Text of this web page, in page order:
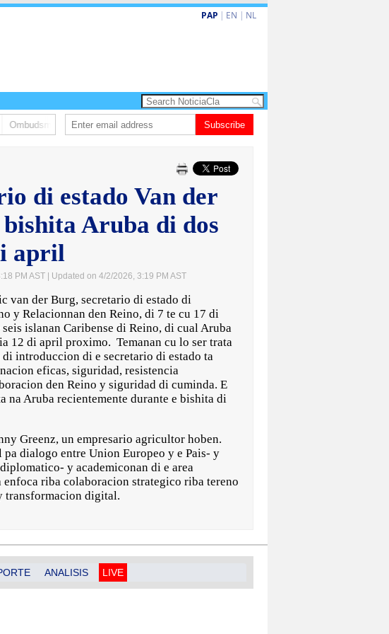
PAP | EN | NL
Ombudsman ta bishita barionan pa atende kehonan di ciudadano
Subscribe
di estado Van der
Aruba di dos
april
PM AST | Updated on 4/2/2026, 3:19 PM AST
van der Burg, secretario di estado di
y Relacionnan den Reino, di 7 te cu 17 di
islanan Caribense di Reino, di cual Aruba
12 di april proximo. Temanan cu lo ser trata
introduccion di e secretario di estado ta
eficas, siguridad, resistencia
den Reino y siguridad di cuminda. E
na Aruba recientemente durante e bishita di
Greenz, un empresario agricultor hoben.
dialogo entre Union Europeo y e Pais- y
y academiconan di e area
riba colaboracion strategico riba tereno
transformacion digital.
ANALISIS LIVE